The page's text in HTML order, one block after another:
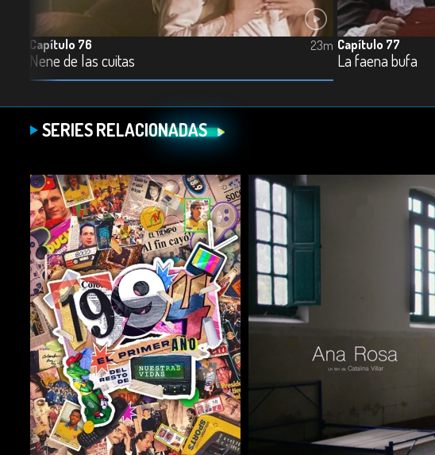
Capítulo 76
Nene de las cuitas
23m Capítulo 77
La faena bufa
SERIES RELACIONADAS